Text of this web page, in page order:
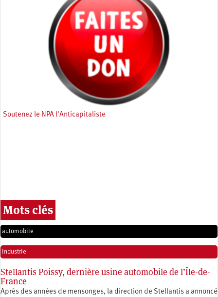
Soutenez le NPA l'Anticapitaliste
Mots clés
automobile
Industrie
Stellantis Poissy, dernière usine automobile de l’Île-de-
France
Après des années de mensonges, la direction de Stellantis a annoncé